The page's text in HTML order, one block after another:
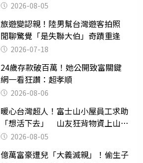
2026-08-05
旅遊變認親！陸男幫台灣遊客拍照
閒聊驚覺「是失聯大伯」奇蹟重逢
2026-07-18
24歲存款破百萬！她公開致富關鍵
網一看狂讚：超孝順
2026-08-06
暖心台灣超人！富士山小屋員工求助
「想活下去」 山友狂背物資上山：
台灣真的是寶島
2026-08-05
億萬富豪遭兒「大義滅親」！偷生子